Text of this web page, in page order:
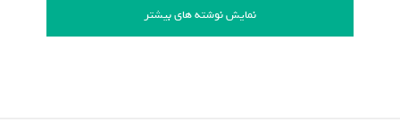
نمایش نوشته های بیشتر